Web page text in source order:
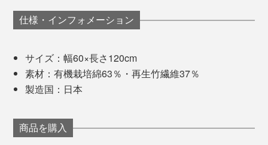
写真HIPPOPOTAMUSのフェイスタオル
ス」において、いちばん規制値が厳しい「クラス1」の
仕様・インフォメーション
サイズ：幅60×長さ120cm
素材：有機栽培綿63％・再生竹繊維37％
製造国：日本
商品を購入